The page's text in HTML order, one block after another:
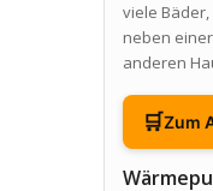
viele
neben
anderen
🛒Zum